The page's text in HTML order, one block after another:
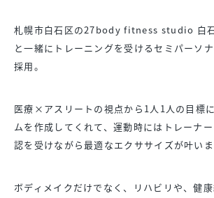
札幌市白石区の27body fitness studio 白
と一緒にトレーニングを受けるセミパーソ
採用。
医療×アスリートの視点から1人1人の目標
ムを作成してくれて、運動時にはトレーナ
認を受けながら最適なエクササイズが叶いま
ボディメイクだけでなく、リハビリや、健